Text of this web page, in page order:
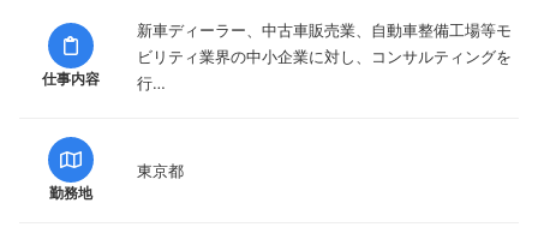
仕事内容
新車ディーラー、中古車販売業、自動車整備工場等モ
ビリティ業界の中小企業に対し、コンサルティングを
行…
勤務地
東京都